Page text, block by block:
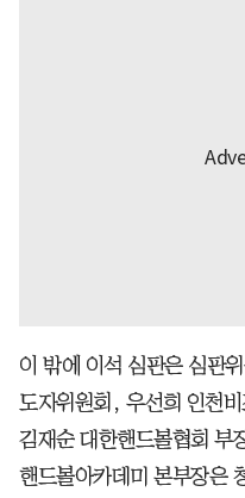
이 밖에 이석 심판은 심판
도자위원회, 우선희 인천
김재순 대한핸드볼협회 부
핸드볼아카데미 본부장은